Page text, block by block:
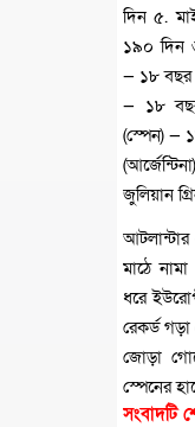
দিন ৫.
১৯০ দিন
— ১৮ বছর
— ১৮
(স্পেন) —
জুলিয়ান
মাঠে
ধরে
রেকর্ড
জোড়া
স্পেনের
সংবাদটি